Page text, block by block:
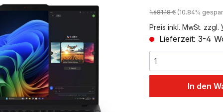
Regulärer Preis:
1.681,18 € (10.84%
Preis inkl. MwSt. zzgl.
Lieferzeit: 3-4
In den